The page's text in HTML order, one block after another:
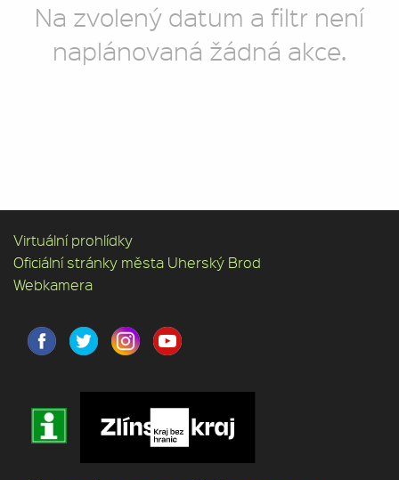
Na zvolený datum a filtr není
naplánovaná žádná akce.
Virtuální prohlídky
Oficiální stránky města Uherský Brod
Webkamera